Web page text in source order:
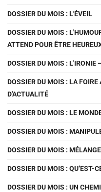
DOSSIER DU MOIS : L'ÉVEIL
DOSSIER DU MOIS :
ATTEND POUR ÊTRE
DOSSIER DU MOIS : L'IRONIE
DOSSIER DU MOIS : LA
D'ACTUALITÉ
DOSSIER DU MOIS : LE
DOSSIER DU MOIS :
DOSSIER DU MOIS :
DOSSIER DU MOIS : QU’EST-
DOSSIER DU MOIS : UN